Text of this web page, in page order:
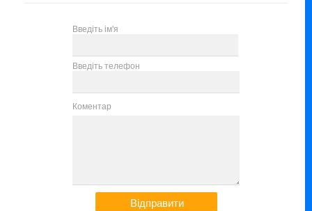
Введіть ім'я
Введіть телефон
Коментар